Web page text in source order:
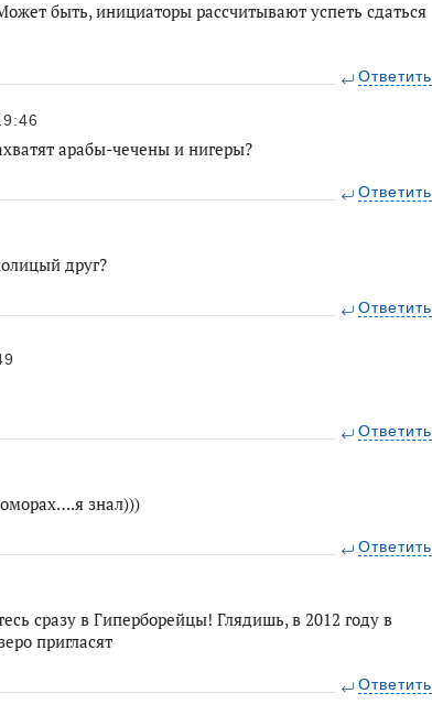
быть, инициаторы рассчитывают успеть сдаться
Ответить
арабы-чечены и нигеры?
Ответить
друг?
Ответить
Ответить
знал)))
Ответить
сразу в Гиперборейцы! Глядишь, в 2012 году в
пригласят
Ответить